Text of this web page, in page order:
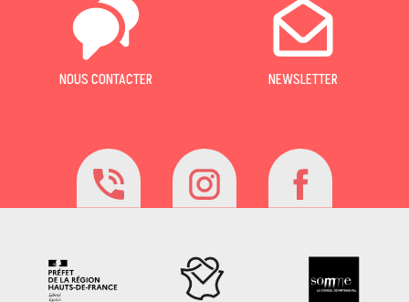
NOUS CONTACTER NEWSLETTER